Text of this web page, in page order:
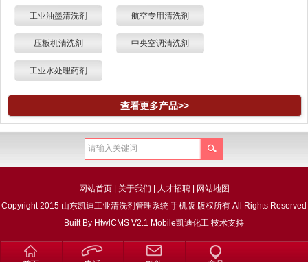
工业油墨清洗剂 航空专用清洗剂
压板机清洗剂 中央空调清洗剂
工业水处理药剂
查看更多产品>>
网站首页| 关于我们 | 人才招聘| 网站地图
Copyright 2015 山东凯迪工业清洗剂管理系统 手机版 版权所有 All Rights Reserved
Built By HtwlCMS V2.1 Mobile凯迪化工 技术支持